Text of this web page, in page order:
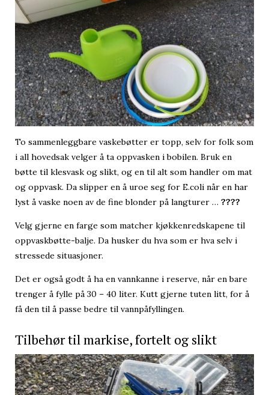
To sammenleggbare vaskebøtter er topp, selv for folk som
i all hovedsak velger å ta oppvasken i bobilen. Bruk en
bøtte til klesvask og slikt, og en til alt som handler om mat
og oppvask. Da slipper en å uroe seg for E.coli når en har
lyst å vaske noen av de fine blonder på langturer … ????
Velg gjerne en farge som matcher kjøkkenredskapene til
oppvaskbøtte-balje. Da husker du hva som er hva selv i
stressede situasjoner.
Det er også godt å ha en vannkanne i reserve, når en bare
trenger å fylle på 30 – 40 liter. Kutt gjerne tuten litt, for å
få den til å passe bedre til vannpåfyllingen.
Tilbehør til markise, fortelt og slikt